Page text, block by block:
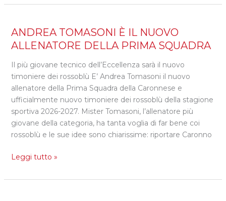
ANDREA TOMASONI È IL NUOVO
ALLENATORE DELLA PRIMA SQUADRA
Il più giovane tecnico dell’Eccellenza sarà il nuovo
timoniere dei rossoblù E’ Andrea Tomasoni il nuovo
allenatore della Prima Squadra della Caronnese e
ufficialmente nuovo timoniere dei rossoblù della stagione
sportiva 2026-2027. Mister Tomasoni, l’allenatore più
giovane della categoria, ha tanta voglia di far bene coi
rossoblù e le sue idee sono chiarissime: riportare Caronno
ANDREA
TOMASONI
IL
NUOVO
ALLENATORE
DELLA
PRIMA
SQUADRA
Leggi tutto »